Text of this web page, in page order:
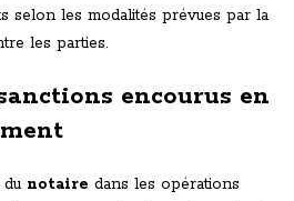
selon les modalités prévues par la
les parties.
encourus en
notaire dans les opérations